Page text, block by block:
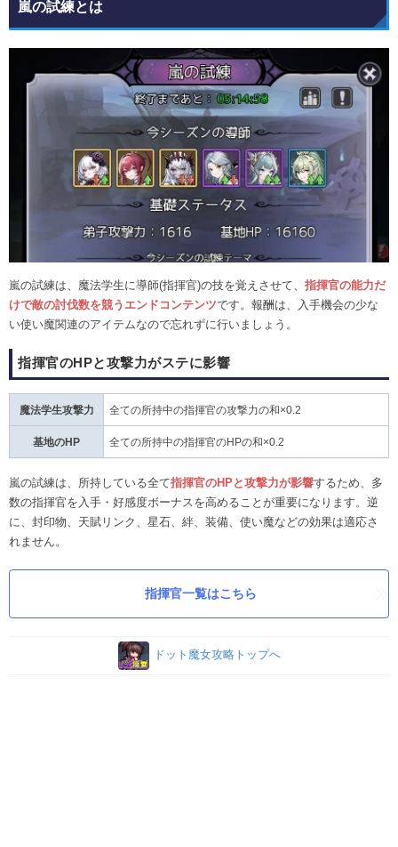
嵐の試練とは
嵐の試練は、魔法学生に導師(指揮官)の技を覚えさせて、 指揮官の能力だ
けで敵の討伐数を競うエンドコンテンツです。報酬は、入手機会の少な
い使い魔関連のアイテムなので忘れずに行いましょう。
指揮官のHPと攻撃力がステに影響
魔法学生攻撃力 全ての所持中の指揮官の攻撃力の和×0.2
基地のHP 全ての所持中の指揮官のHPの和×0.2
嵐の試練は、所持している全て指揮官のHPと攻撃力が影響するため、多
数の指揮官を入手・好感度ボーナスを高めることが重要になります。逆
に、封印物、天賦リンク、星石、絆、装備、使い魔などの効果は適応さ
れません。
指揮官一覧はこちら
ドット魔女攻略トップへ